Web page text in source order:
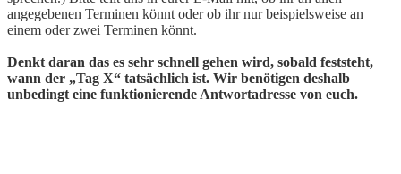
angegebenen Terminen könnt oder ob ihr nur beispielsweise an
einem oder zwei Terminen könnt.
Denkt daran das es sehr schnell gehen wird, sobald feststeht,
wann der „Tag X“ tatsächlich ist. Wir benötigen deshalb
unbedingt eine funktionierende Antwortadresse von euch.